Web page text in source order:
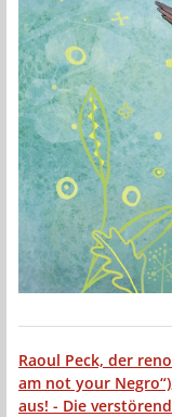
Raoul Peck, der
am not your
aus! - Die